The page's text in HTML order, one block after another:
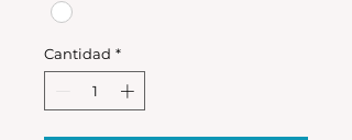
Cantidad *